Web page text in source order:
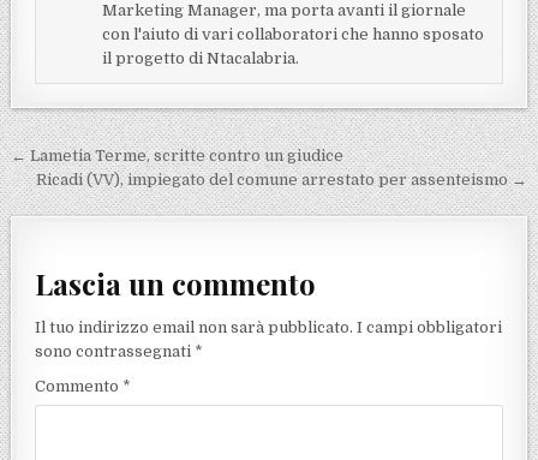
Marketing Manager, ma porta avanti il giornale
con l'aiuto di vari collaboratori che hanno sposato
il progetto di Ntacalabria.
Navigazione articoli
← Lametia Terme, scritte contro un giudice
Ricadi (VV), impiegato del comune arrestato per assenteismo →
Lascia un commento
Il tuo indirizzo email non sarà pubblicato. I campi obbligatori
sono contrassegnati *
Commento *